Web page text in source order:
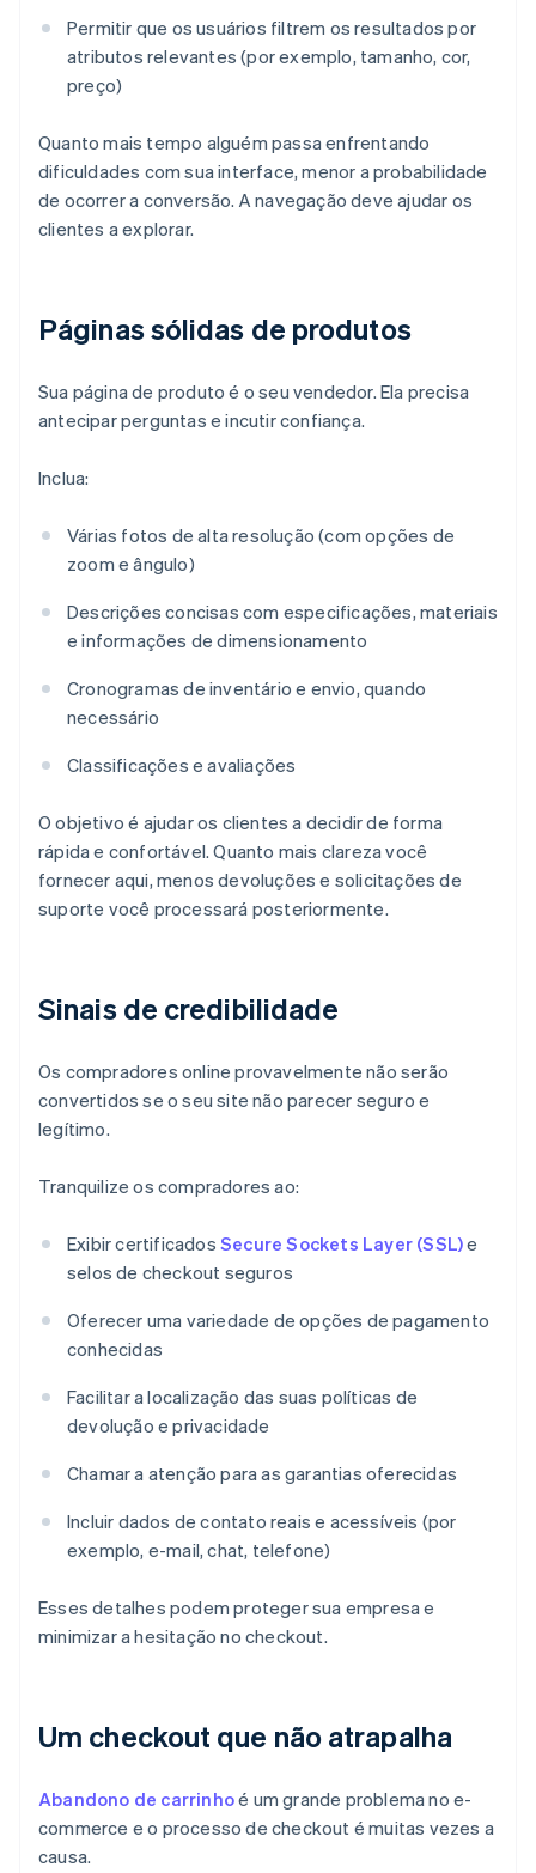
Permitir que os usuários filtrem os resultados por
atributos relevantes (por exemplo, tamanho, cor,
preço)
Quanto mais tempo alguém passa enfrentando
dificuldades com sua interface, menor a probabilidade
de ocorrer a conversão. A navegação deve ajudar os
clientes a explorar.
Páginas sólidas de produtos
Sua página de produto é o seu vendedor. Ela precisa
antecipar perguntas e incutir confiança.
Inclua:
Várias fotos de alta resolução (com opções de
zoom e ângulo)
Descrições concisas com especificações, materiais
e informações de dimensionamento
Cronogramas de inventário e envio, quando
necessário
Classificações e avaliações
O objetivo é ajudar os clientes a decidir de forma
rápida e confortável. Quanto mais clareza você
fornecer aqui, menos devoluções e solicitações de
suporte você processará posteriormente.
Sinais de credibilidade
Os compradores online provavelmente não serão
convertidos se o seu site não parecer seguro e
legítimo.
Tranquilize os compradores ao:
Exibir certificados Secure Sockets Layer (SSL)e
selos de checkout seguros
Oferecer uma variedade de opções de pagamento
conhecidas
Facilitar a localização das suas políticas de
devolução e privacidade
Chamar a atenção para as garantias oferecidas
Incluir dados de contato reais e acessíveis (por
exemplo, e-mail, chat, telefone)
Esses detalhes podem proteger sua empresa e
minimizar a hesitação no checkout.
Um checkout que não atrapalha
Abandono de carrinhoé um grande problema no e-
commerce e o processo de checkout é muitas vezes a
causa.